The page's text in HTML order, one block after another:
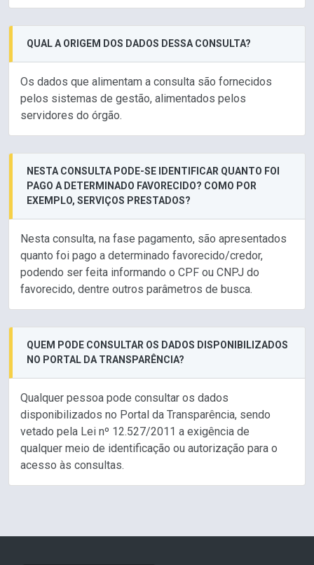
QUAL A ORIGEM DOS DADOS DESSA CONSULTA?
Os dados que alimentam a consulta são fornecidos
pelos sistemas de gestão, alimentados pelos
servidores do órgão.
NESTA CONSULTA PODE-SE IDENTIFICAR QUANTO FOI
PAGO A DETERMINADO FAVORECIDO? COMO POR
EXEMPLO, SERVIÇOS PRESTADOS?
Nesta consulta, na fase pagamento, são apresentados
quanto foi pago a determinado favorecido/credor,
podendo ser feita informando o CPF ou CNPJ do
favorecido, dentre outros parâmetros de busca.
QUEM PODE CONSULTAR OS DADOS DISPONIBILIZADOS
NO PORTAL DA TRANSPARÊNCIA?
Qualquer pessoa pode consultar os dados
disponibilizados no Portal da Transparência, sendo
vetado pela Lei nº 12.527/2011 a exigência de
qualquer meio de identificação ou autorização para o
acesso às consultas.